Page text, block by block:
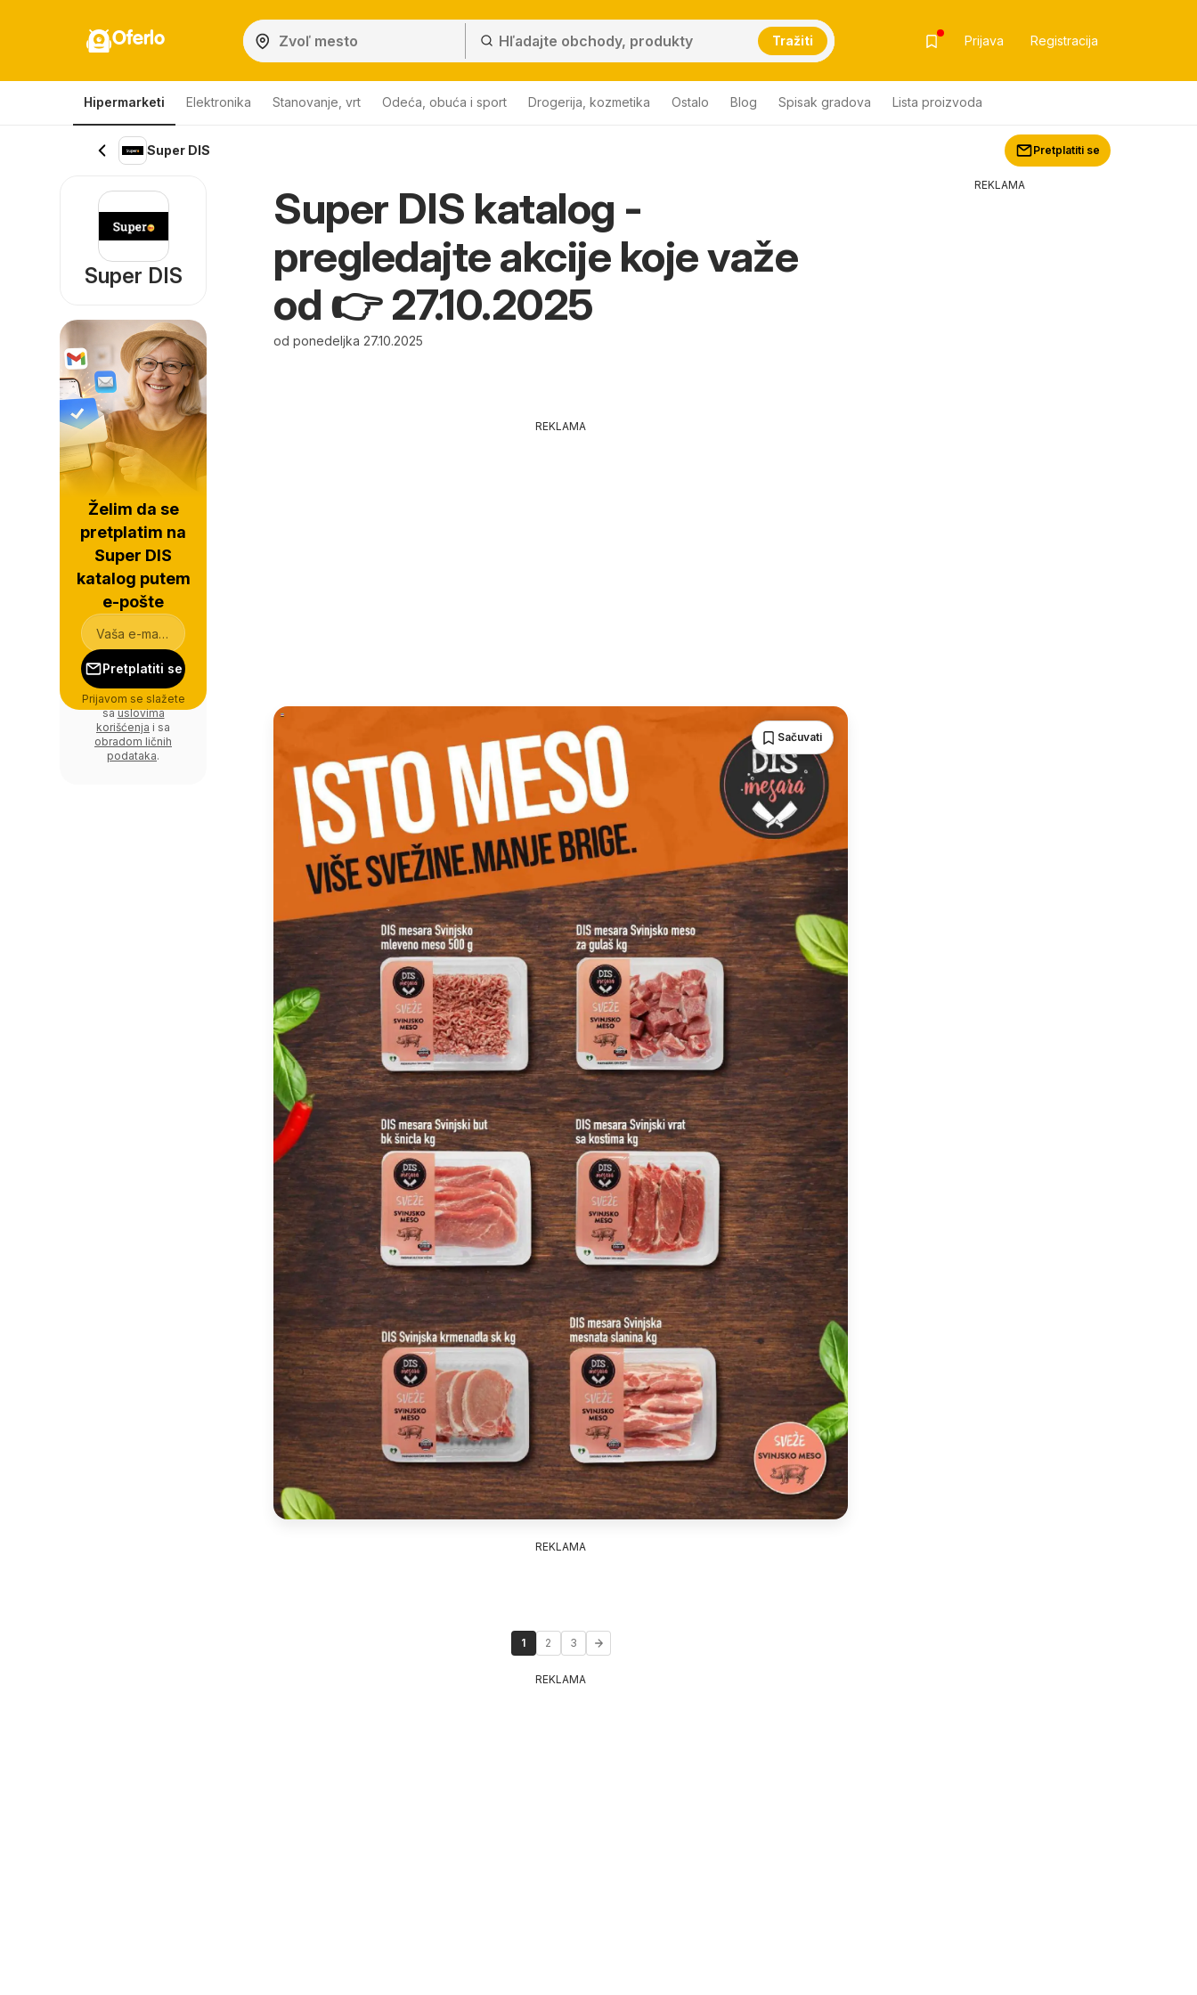
Oferlo Tražiti Prijava Registracija
Hipermarketi Elektronika Stanovanje, vrt Odeća, obuća i sport Drogerija, kozmetika Ostalo Blog Spisak gradova Lista proizvoda
Super DIS Pretplatiti se
Super DIS katalog -
pregledajte akcije koje važe
od 👉 27.10.2025
od ponedeljka 27.10.2025
REKLAMA
Sačuvati
REKLAMA
1 2 3
REKLAMA
Super DIS
Želim da se
pretplatim na
Super DIS
katalog putem
e-pošte
Pretplatiti se
Prijavom se slažete
sauslovima
korišćenja i sa
obradom ličnih
podataka.
REKLAMA